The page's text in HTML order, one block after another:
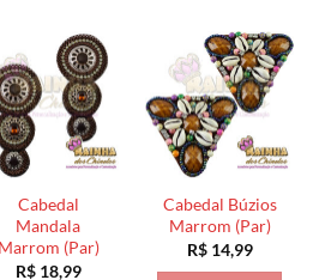
Cabedal
Mandala
Marrom (Par)
R$18,99
Cabedal Búzios
Marrom (Par)
R$14,99